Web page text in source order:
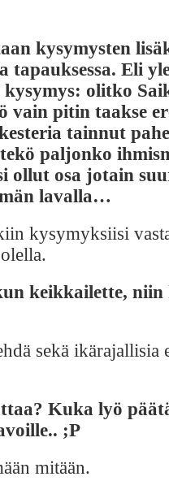
kysymysten
tapauksessa. Eli
kysymys: olitko
vain pitin taakse
tainnut
paljonko
ollut osa jotain
lavalla…
kysymyksiisi
keikkailette, niin
sekä ikärajallisia
Kuka lyö
;P
mitään.